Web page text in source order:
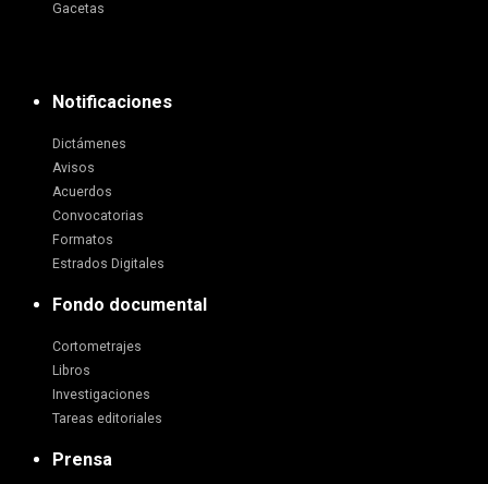
Gacetas
Notificaciones
Dictámenes
Avisos
Acuerdos
Convocatorias
Formatos
Estrados Digitales
Fondo documental
Cortometrajes
Libros
Investigaciones
Tareas editoriales
Prensa